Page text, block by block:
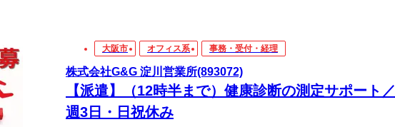
大阪市 オフィス系 事務・受付・経理
株式会社G&G 淀川営業所(893072)
【派遣】（12時半まで）健康診断の測定サポート／
週3日・日祝休み